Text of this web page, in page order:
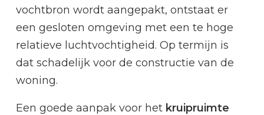
vochtbron wordt aangepakt, ontstaat er
een gesloten omgeving met een te hoge
relatieve luchtvochtigheid. Op termijn is
dat schadelijk voor de constructie van de
woning.
Een goede aanpak voor het kruipruimte